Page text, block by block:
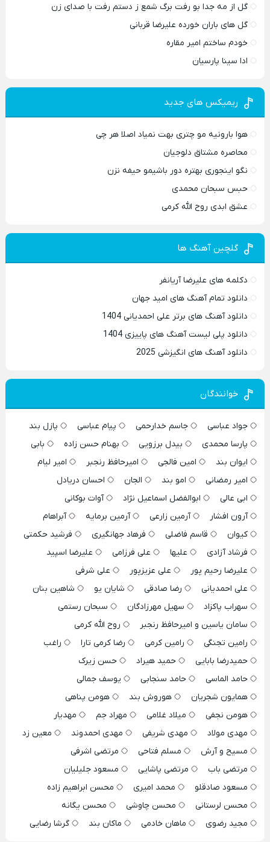
گل از مه جدا بو رفت برگ شمع ز دستم رفت با صدای زن
گل های باران خورده علیرضا قربانی
خودم ساختم امیر مقاره
ادا سینا پارسیان
ریمیکس های جدید
هوا بارونیه مو چتری بهت نمیاد اصلا هر چی
محاصره مشتاق دلوجیان
نگو اینجوری بهتره دور باشیمو حیفه نزن
حبس سبحان محمدی
عشق ابدی روح الله کرمی
گلچین آهنگ ها
دکلمه های علیرضا آریانفر
دانلود تمام آهنگ های امید جهان
دانلود آهنگ های برتر علی احمدیانی 1404
دانلود پلی لیست آهنگ های پاییزی 1404
دانلود آهنگ های انگیزشی 2025
خوانندگان
جواد عباسی جاسم خدارحمی پیام عباسی
پازل بند
پارسا محمدی
بیدل برزویی بهنام حسن زاده
بابی
ایوان بند
امین فالجی امیرحافظ رنجبر
امیر لیام
امیر رمضانی
امو بند الجان
احسان دریادل
ابی عالی
ابوالفضل اسماعیل نژاد
آوات بوکانی
آرون افشار
آرمین زارعی آرمین برمایه
آبراهام
کیوان
قاسم فاضلی فرهاد جهانگیری
فرشید حکمتی
فرشاد آزادی
علیها علی فرزامی
علیرضا اسپید
علیرضا رحیم پور
علی عزیزپور
علی شرفی
علی احمدیانی
رضا صادقی شایان یو
شاهین بنان
سهراب پاکزاد
سهیل مهرزادگان
سبحان رستمی
سامان یاسین و امیرحافظ رنجبر
روح الله کرمی
رامین تجنگی
رامین کرمی رضا کرمی تارا
راغب
حمیدرضا بابایی
حمید هیراد
حسن زیرک
حامد الماسی
حامد سنجابی
یوسف جمالی
همایون شجریان
هوروش بند
هومن پناهی
هومن نجفی
میلاد غلامی مهراد جم
مهدیار
مهدی مولاد
مهدی شریفی مهدی احمدوند
معین زد
مسیح و آرش
مسلم فتاحی
مرتضی اشرفی
مرتضی باب
مرتضی پاشایی
مسعود جلیلیان
مسعود صادقلو
محمد امیری
محسن ابراهیم زاده
محسن لرستانی
محسن چاوشی
محسن یگانه
مجید رضوی
ماهان خادمی ماکان بند گرشا رضایی